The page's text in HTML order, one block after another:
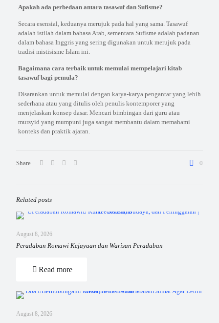
Apakah ada perbedaan antara tasawuf dan Sufisme?
Secara esensial, keduanya merujuk pada hal yang sama. Tasawuf
adalah istilah dalam bahasa Arab, sementara Sufisme adalah padanan
dalam bahasa Inggris yang sering digunakan untuk merujuk pada
tradisi mistisisme Islam ini.
Bagaimana cara terbaik untuk memulai mempelajari kitab
tasawuf bagi pemula?
Disarankan untuk memulai dengan karya-karya pengantar yang lebih
sederhana atau yang ditulis oleh penulis kontemporer yang
menjelaskan konsep dasar. Mencari bimbingan dari guru atau
mursyid yang mumpuni juga sangat membantu dalam memahami
konteks dan praktik ajaran.
Share 0
Related posts
August 8, 2026
Peradaban Romawi Kejayaan dan Warisan Peradaban
Read more
August 8, 2026